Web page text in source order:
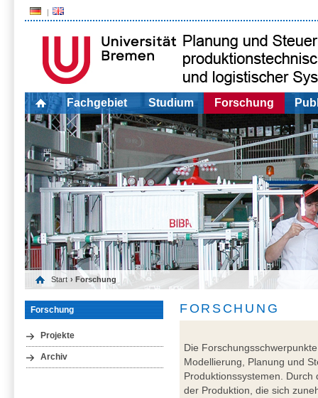
Fachgebiet Studium Forschung
Start › Forschung
Forschung
Projekte
Archiv
FORSCHUNG
Die
Modellierung, Planung und
Produktionssystemen. Durch
der Produktion, die sich